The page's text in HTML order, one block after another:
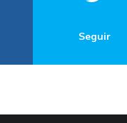
Seguir